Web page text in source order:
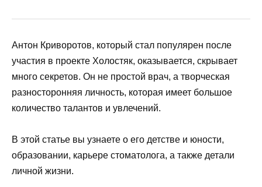
Антон Криворотов, который стал популярен после
участия в проекте Холостяк, оказывается, скрывает
много секретов. Он не простой врач, а творческая
разносторонняя личность, которая имеет большое
количество талантов и увлечений.
В этой статье вы узнаете о его детстве и юности,
образовании, карьере стоматолога, а также детали
личной жизни.